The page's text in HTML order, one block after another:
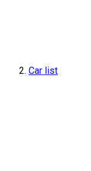
Car list